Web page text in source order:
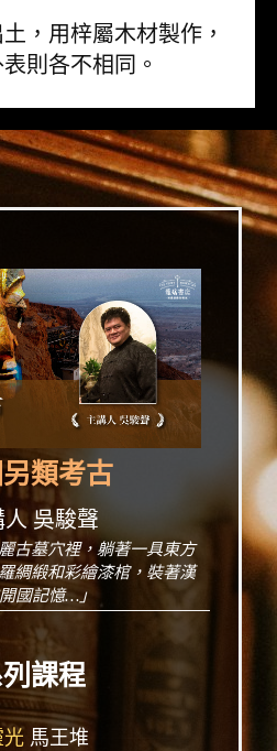
，用梓屬木材製作，
則各不相同。
類考古
人 吳駿聲
古墓穴裡，躺著一具東方
綢緞和彩繪漆棺，裝著漢
國記憶…」
課程
光馬王堆